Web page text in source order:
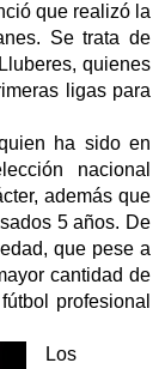
que realizó la
Se trata de
quienes
ligas para
ha sido en
nacional
además que
5 años. De
que pese a
cantidad de
profesional
Los